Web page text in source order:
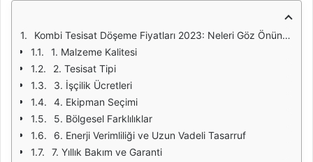
Kombi Tesisat Döşeme Fiyatları 2023: Neleri Göz Önünde Bulundurmalısınız?
1. Malzeme Kalitesi
2. Tesisat Tipi
3. İşçilik Ücretleri
4. Ekipman Seçimi
5. Bölgesel Farklılıklar
6. Enerji Verimliliği ve Uzun Vadeli Tasarruf
7. Yıllık Bakım ve Garanti